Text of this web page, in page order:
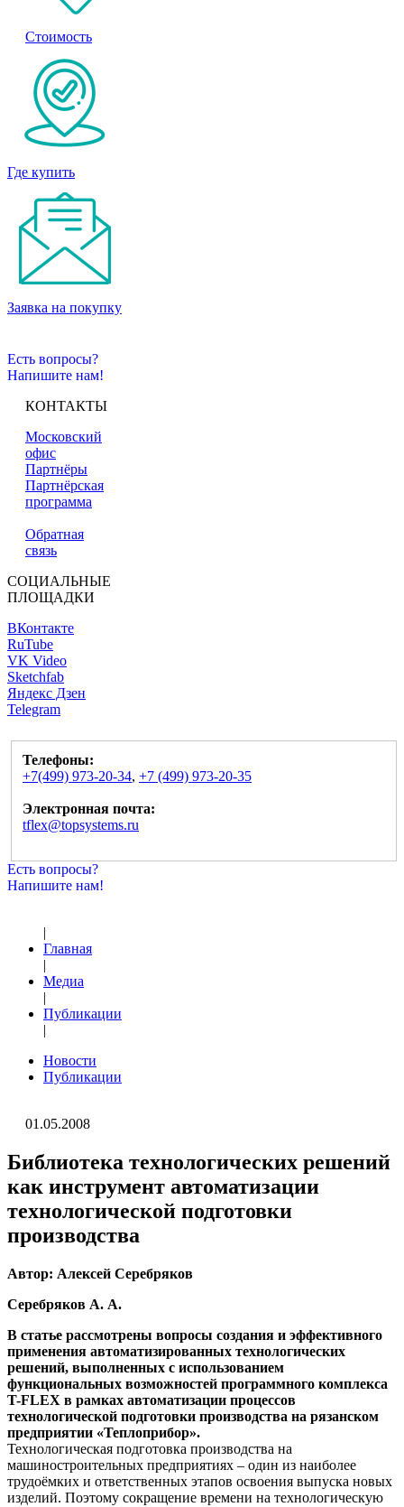
Стоимость
Где купить
Заявка на покупку
Есть вопросы?
Напишите нам!
КОНТАКТЫ
Московский
офис
Партнёры
Партнёрская
программа
Обратная
связь
СОЦИАЛЬНЫЕ
ПЛОЩАДКИ
ВКонтакте
RuTube
VK Video
Sketchfab
Яндекс Дзен
Telegram
Телефоны:
+7(499) 973-20-34, +7 (499) 973-20-35
Электронная почта:
tflex@topsystems.ru
Есть вопросы?
Напишите нам!
|
Главная
|
Медиа
|
Публикации
|
Новости
Публикации
01.05.2008
Библиотека технологических решений
как инструмент автоматизации
технологической подготовки
производства
Автор: Алексей Серебряков
Cеребряков А. А.
В статье рассмотрены вопросы создания и эффективного
применения автоматизированных технологических
решений, выполненных с использованием
функциональных возможностей программного комплекса
T-FLEX в рамках автоматизации процессов
технологической подготовки производства на рязанском
предприятии «Теплоприбор».
Технологическая подготовка производства на
машиностроительных предприятиях – один из наиболее
трудоёмких и ответственных этапов освоения выпуска новых
изделий. Поэтому сокращение времени на технологическую